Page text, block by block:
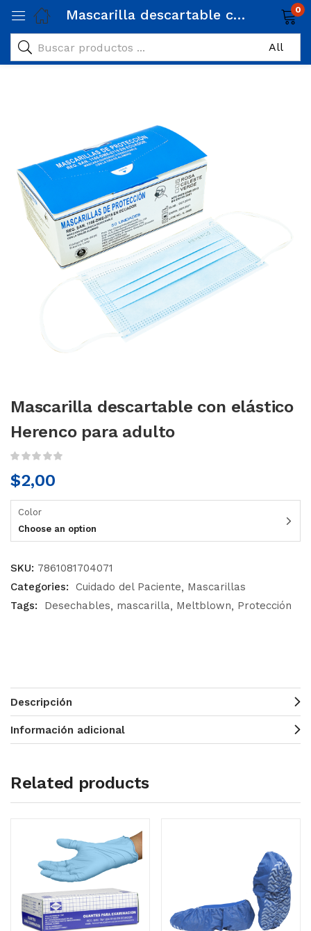
Mascarilla descartable con elástico Herenco para adulto 0
Mascarilla descartable con elástico
Herenco para adulto
$2,00
Color
Choose an option
SKU: 7861081704071
Categories:
Cuidado del Paciente
Mascarillas
Tags:
Desechables mascarilla Meltblown Protección
Descripción
Información adicional
Related products